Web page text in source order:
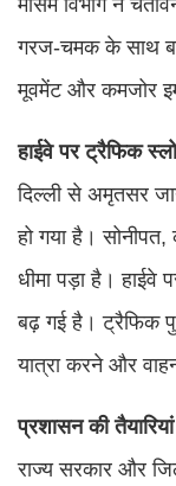
मौसम विभाग ने
गरज-चमक के साथ
मूवमेंट और कमजोर
हाईवे पर ट्रैफिक
दिल्ली से अमृतसर
हो गया है।
धीमा पड़ा है। हाईवे
बढ़ गई है। ट्रैफिक
यात्रा करने और
प्रशासन की
राज्य सरकार और